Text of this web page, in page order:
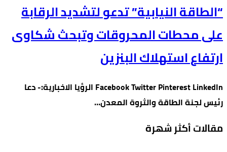
“الطاقة النيابية” تدعو لتشديد الرقابة
على محطات المحروقات وتبحث شكاوى
ارتفاع استهلاك البنزين
Facebook Twitter Pinterest LinkedIn الرؤيا الاخبارية:- دعا
رئيس لجنة الطاقة والثروة المعدن…
مقالات أكثر شهرة